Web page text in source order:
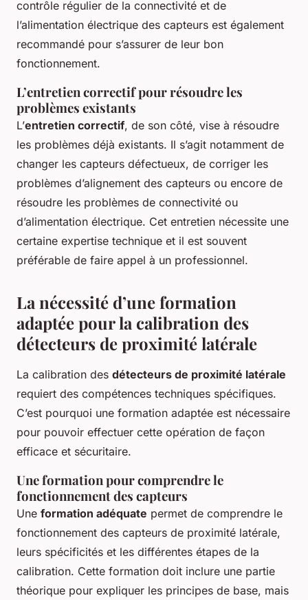
contrôle régulier de la connectivité et de
l’alimentation électrique des capteurs est également
recommandé pour s’assurer de leur bon
fonctionnement.
L’entretien correctif pour résoudre les
problèmes existants
L’entretien correctif, de son côté, vise à résoudre
les problèmes déjà existants. Il s’agit notamment de
changer les capteurs défectueux, de corriger les
problèmes d’alignement des capteurs ou encore de
résoudre les problèmes de connectivité ou
d’alimentation électrique. Cet entretien nécessite une
certaine expertise technique et il est souvent
préférable de faire appel à un professionnel.
La nécessité d’une formation
adaptée pour la calibration des
détecteurs de proximité latérale
La calibration des détecteurs de proximité latérale
requiert des compétences techniques spécifiques.
C’est pourquoi une formation adaptée est nécessaire
pour pouvoir effectuer cette opération de façon
efficace et sécuritaire.
Une formation pour comprendre le
fonctionnement des capteurs
Une formation adéquate permet de comprendre le
fonctionnement des capteurs de proximité latérale,
leurs spécificités et les différentes étapes de la
calibration. Cette formation doit inclure une partie
théorique pour expliquer les principes de base, mais